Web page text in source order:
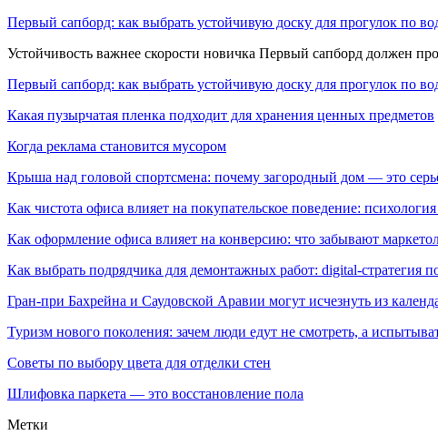
Первый сапборд: как выбрать устойчивую доску для прогулок по
Устойчивость важнее скорости новичка Первый сапборд должен
Первый сапборд: как выбрать устойчивую доску для прогулок по
Какая пузырчатая пленка подходит для хранения ценных предметов
Когда реклама становится мусором
Крыша над головой спортсмена: почему загородный дом — это
Как чистота офиса влияет на покупательское поведение:
Как оформление офиса влияет на конверсию: что забывают
Как выбрать подрядчика для демонтажных работ: digital-стратегия
Гран-при Бахрейна и Саудовской Аравии могут исчезнуть из
Туризм нового поколения: зачем люди едут не смотреть, а
Советы по выбору цвета для отделки стен
Шлифовка паркета — это восстановление пола
Метки